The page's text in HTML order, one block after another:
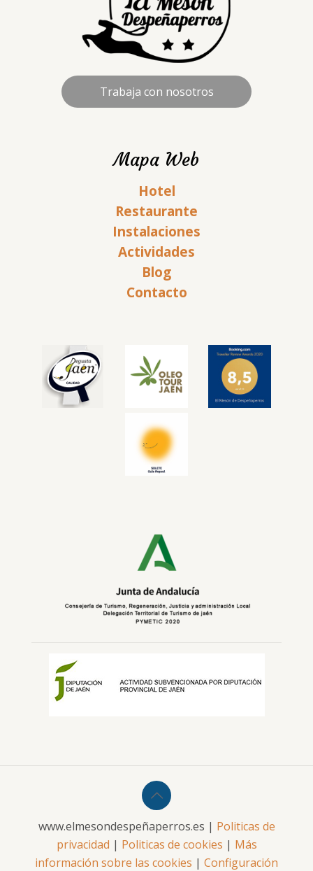
Trabaja con nosotros
Mapa Web
Hotel
Restaurante
Instalaciones
Actividades
Blog
Contacto
www.elmesondespeñaperros.es | Politicas de
privacidad | Politicas de cookies | Más
información sobre las cookies | Configuración